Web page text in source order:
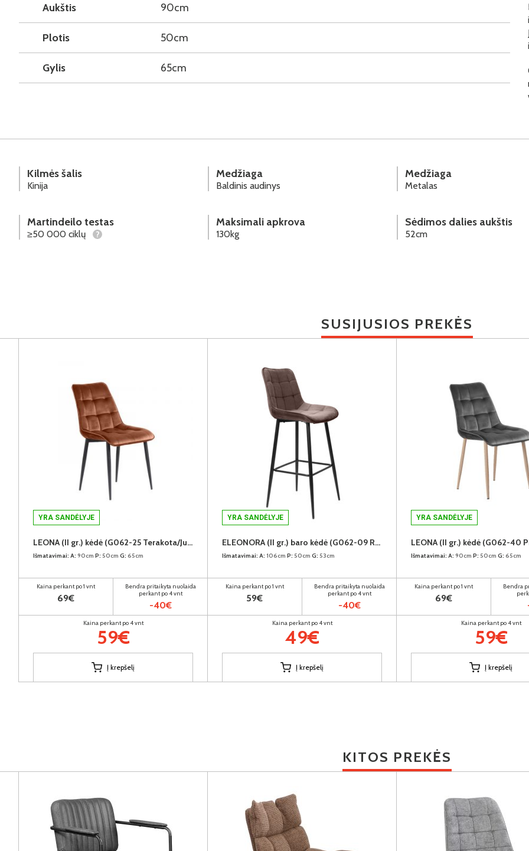
Aukštis 90cm
Plotis 50cm
Gylis 65cm
Kilmės šalis
Kinija
Medžiaga
Baldinis audinys
Medžiaga
Metalas
Martindeilo testas
≥50 000 ciklų ?
Maksimali apkrova
130kg
Sėdimos dalies aukštis
52cm
SUSIJUSIOS PREKĖS
YRA SANDĖLYJE
LEONA (II gr.) kėdė (G062-25 Terakota/Juodos kojos)
Išmatavimai: A: 90cm P: 50cm G: 65cm
Kaina perkant po 1 vnt
69€
Bendra pritaikyta nuolaida
perkant po 4 vnt
-40€
Kaina perkant po 4 vnt
59€
Į krepšelį
YRA SANDĖLYJE
ELEONORA (II gr.) baro kėdė (G062-09 Rudas)
Išmatavimai: A: 106cm P: 50cm G: 53cm
Kaina perkant po 1 vnt
59€
Bendra pritaikyta nuolaida
perkant po 4 vnt
-40€
Kaina perkant po 4 vnt
49€
Į krepšelį
YRA SANDĖLYJE
Išmatavimai: A: 90cm P: 50cm G: 65cm
Kaina perkant po 1 vnt
69€
Bendra
Kaina perkant po 4 vnt
59€
Į krepšelį
KITOS PREKĖS